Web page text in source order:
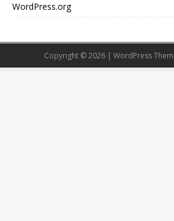
WordPress.org
Copyright © 2026 | WordPress